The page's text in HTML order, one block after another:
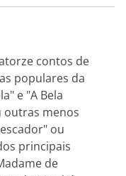
contos de
populares da
e "A Bela
outras menos
ou
principais
de